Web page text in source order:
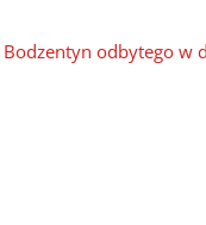
Bodzentyn odbytego w